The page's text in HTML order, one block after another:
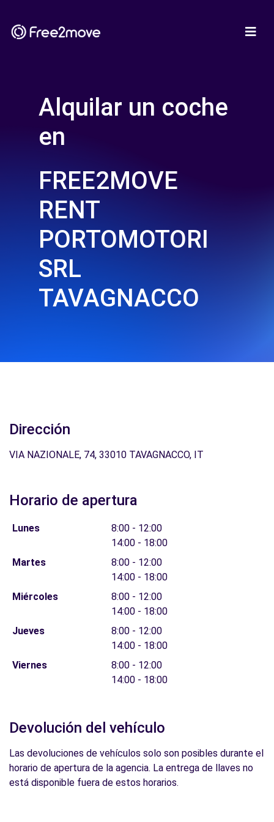
Alquilar un coche
en
FREE2MOVE
RENT
PORTOMOTORI
SRL
TAVAGNACCO
Dirección
VIA NAZIONALE, 74, 33010 TAVAGNACCO, IT
Horario de apertura
Lunes
8:00 - 12:00
14:00 - 18:00
Martes
8:00 - 12:00
14:00 - 18:00
Miércoles
8:00 - 12:00
14:00 - 18:00
Jueves
8:00 - 12:00
14:00 - 18:00
Viernes
8:00 - 12:00
14:00 - 18:00
Devolución del vehículo
Las devoluciones de vehículos solo son posibles durante el
horario de apertura de la agencia. La entrega de llaves no
está disponible fuera de estos horarios.